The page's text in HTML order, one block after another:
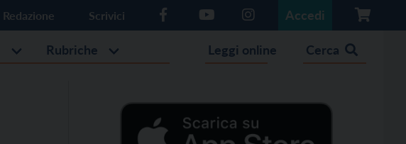
Redazione Scrivici Accedi
Rubriche Leggi online Cerca